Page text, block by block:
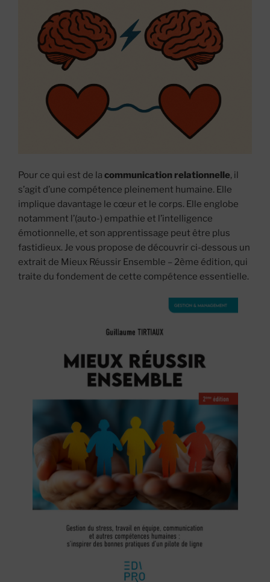
Pour ce qui est de la communication relationnelle, il
s’agit d’une compétence pleinement humaine. Elle
implique davantage le cœur et le corps. Elle englobe
notamment l’(auto-) empathie et l’intelligence
émotionnelle, et son apprentissage peut être plus
fastidieux. Je vous propose de découvrir ci-dessous un
extrait de Mieux Réussir Ensemble – 2ème édition, qui
traite du fondement de cette compétence essentielle.